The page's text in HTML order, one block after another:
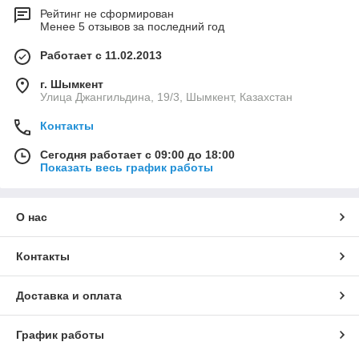
Рейтинг не сформирован
Менее 5 отзывов за последний год
Работает с 11.02.2013
г. Шымкент
Улица Джангильдина, 19/3, Шымкент, Казахстан
Контакты
Сегодня работает с 09:00 до 18:00
Показать весь график работы
О нас
Контакты
Доставка и оплата
График работы